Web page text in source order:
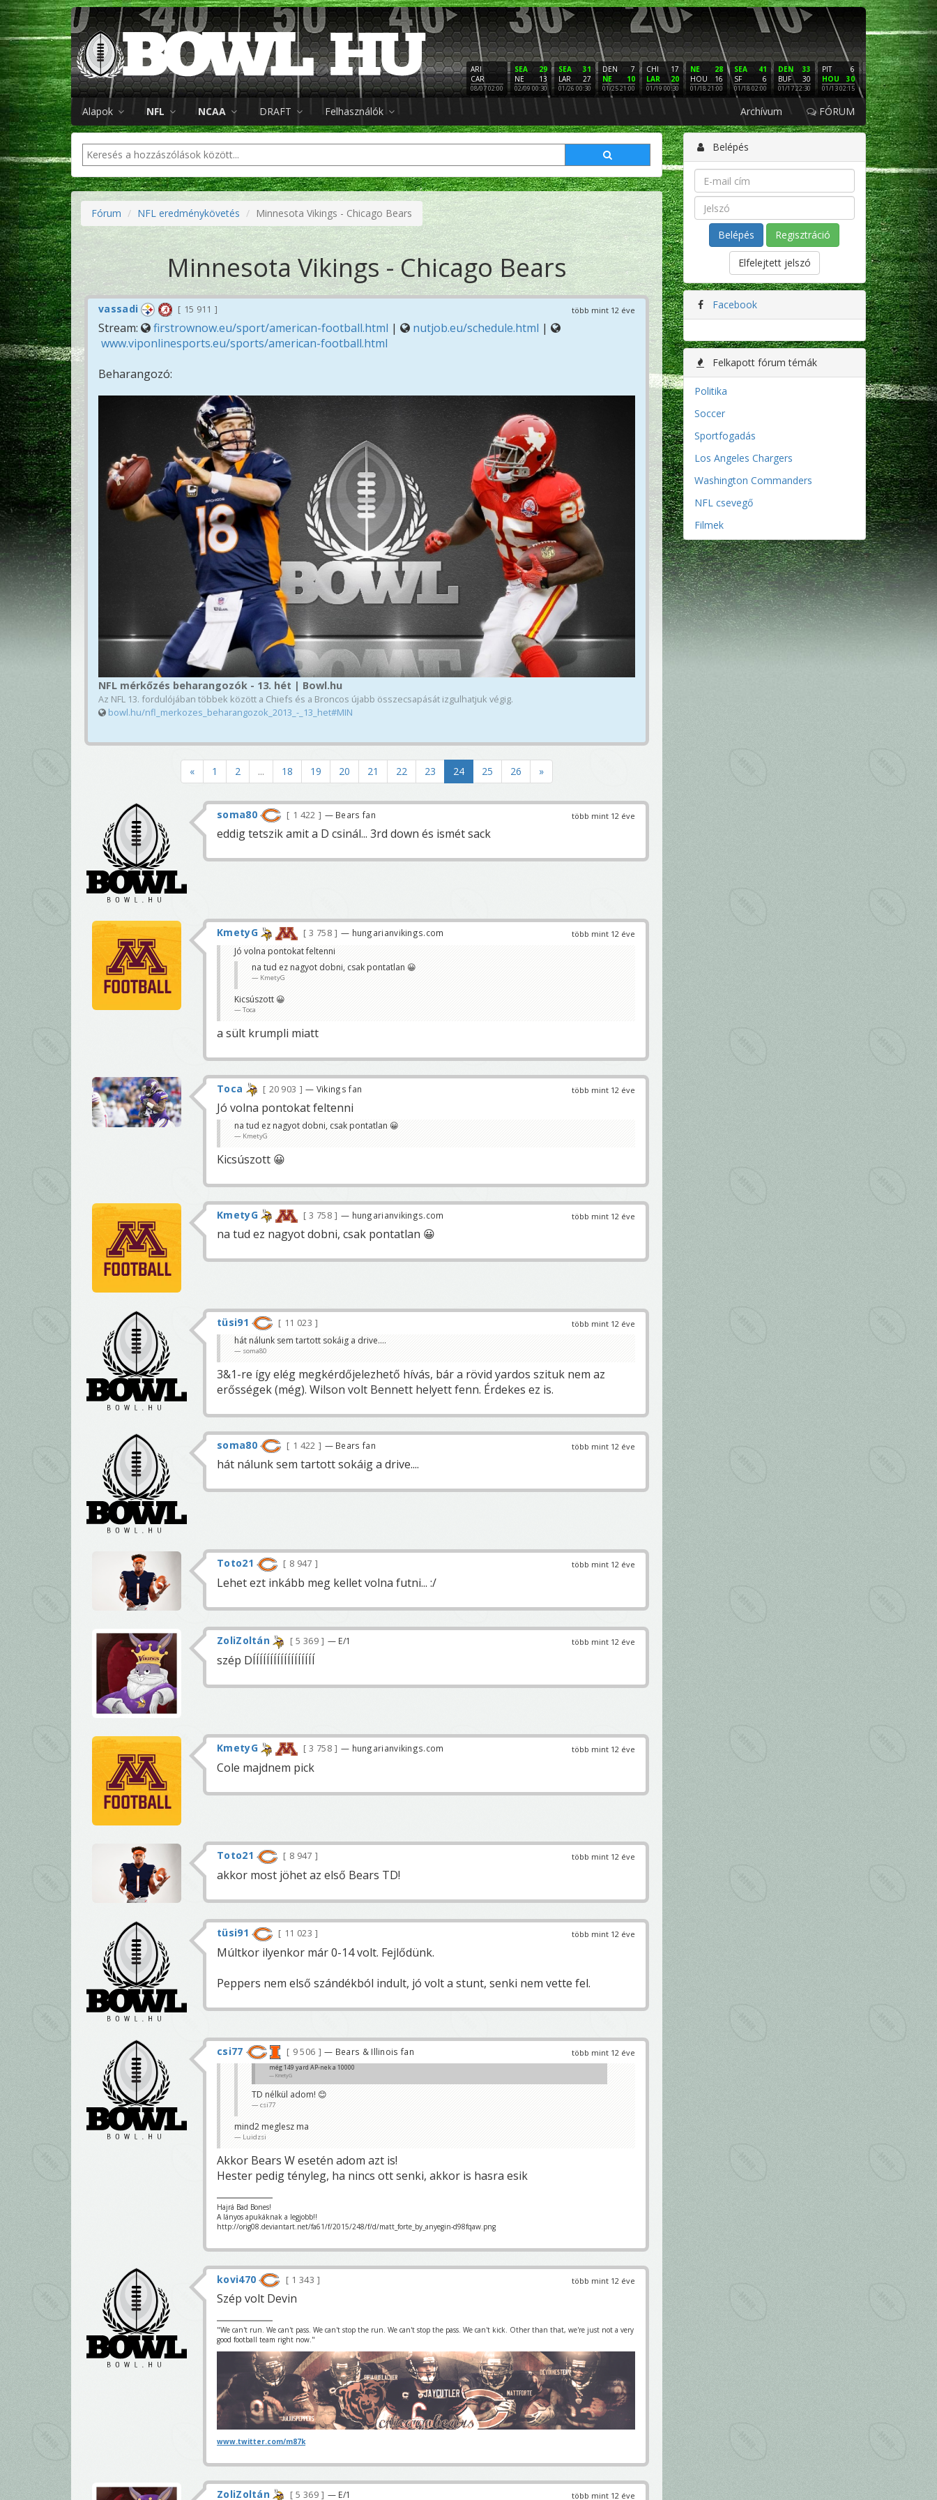
ARI
CAR
08/07 02:00
29
SEA
13
NE
02/09 00:30
31
SEA
27
LAR
01/26 00:30
7
DEN
10
NE
01/25 21:00
17
CHI
20
LAR
01/19 00:30
28
NE
16
HOU
01/18 21:00
41
SEA
6
SF
01/18 02:00
33
DEN
30
BUF
01/17 22:30
6
PIT
30
HOU
01/13 02:15
16
NE
3
LAC
01/12 02:00
PHI
SF
01/11
Alapok NFL NCAA DRAFT Felhasználók Archívum FÓRUM
Fórum NFL eredménykövetés Minnesota Vikings - Chicago Bears
Minnesota Vikings - Chicago Bears
több mint 12 éve
vassadi 15 911
Stream: firstrownow.eu/sport/american-football.html | nutjob.eu/schedule.html |
www.viponlinesports.eu/sports/american-football.html
Beharangozó:
NFL mérkőzés beharangozók - 13. hét | Bowl.hu
Az NFL 13. fordulójában többek között a Chiefs és a Broncos újabb összecsapását izgulhatjuk végig.
bowl.hu/nfl_merkozes_beharangozok_2013_-_13_het#MIN
« 1 2 ... 18 19 20 21 22 23 24 25 26 »
több mint 12 éve
soma80 1 422 — Bears fan
eddig tetszik amit a D csinál... 3rd down és ismét sack
több mint 12 éve
KmetyG 3 758 — hungarianvikings.com
Jó volna pontokat feltenni
na tud ez nagyot dobni, csak pontatlan 😀
KmetyG
Kicsúszott 😀
Toca
a sült krumpli miatt
több mint 12 éve
Toca 20 903 — Vikings fan
Jó volna pontokat feltenni
na tud ez nagyot dobni, csak pontatlan 😀
KmetyG
Kicsúszott 😀
több mint 12 éve
KmetyG 3 758 — hungarianvikings.com
na tud ez nagyot dobni, csak pontatlan 😀
több mint 12 éve
tüsi91
11 023
hát nálunk sem tartott sokáig a drive....
soma80
3&1-re így elég megkérdőjelezhető hívás, bár a rövid yardos szituk nem az
erősségek (még). Wilson volt Bennett helyett fenn. Érdekes ez is.
több mint 12 éve
soma80 1 422 — Bears fan
hát nálunk sem tartott sokáig a drive....
több mint 12 éve
Toto21 8 947
Lehet ezt inkább meg kellet volna futni... :/
több mint 12 éve
ZoliZoltán 5 369 — E/1
szép DÍÍÍÍÍÍÍÍÍÍÍÍÍÍÍÍÍÍ
több mint 12 éve
KmetyG 3 758 — hungarianvikings.com
Cole majdnem pick
több mint 12 éve
Toto21 8 947
akkor most jöhet az első Bears TD!
több mint 12 éve
tüsi91 11 023
Múltkor ilyenkor már 0-14 volt. Fejlődünk.
Peppers nem első szándékból indult, jó volt a stunt, senki nem vette fel.
több mint 12 éve
csi77 9 506 — Bears & Illinois fan
még 149 yard AP-nek a 10000
KmetyG
TD nélkül adom! 😊
csi77
mind2 meglesz ma
Luidzsi
Akkor Bears W esetén adom azt is!
Hester pedig tényleg, ha nincs ott senki, akkor is hasra esik
Hajrá Bad Bones!
A lányos apukáknak a legjobb!!
http://orig08.deviantart.net/fa61/f/2015/248/f/d/matt_forte_by_anyegin-d98fqaw.png
több mint 12 éve
kovi470 1 343
Szép volt Devin
"We can't run. We can't pass. We can't stop the run. We can't stop the pass. We can't kick. Other than that, we're just not a very
good football team right now."
www.twitter.com/m87k
több mint 12 éve
ZoliZoltán 5 369 — E/1
Belépés
Regisztráció
Elfelejtett jelszó
Facebook
Felkapott fórum témák
Politika
Soccer
Sportfogadás
Los Angeles Chargers
Washington Commanders
NFL csevegő
Filmek